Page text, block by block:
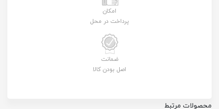
امکان
پرداخت در محل
ضمانت
اصل بودن کالا
محصولات مرتبط